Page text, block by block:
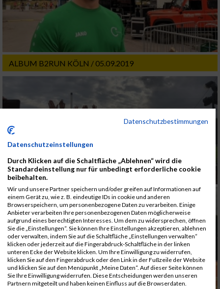
ALBUM B2RUN KÖLN / 05.09.2019
Datenschutzbestimmungen
Datenschutzeinstellungen
Durch Klicken auf die Schaltfläche „Ablehnen“ wird die
Standardeinstellung nur für unbedingt erforderliche cookie
beibehalten.
Wir und unsere Partner speichern und/oder greifen auf Informationen auf
einem Gerät zu, wie z. B. eindeutige IDs in cookie und anderen
Browserspeichern, um personenbezogene Daten zu verarbeiten. Einige
Anbieter verarbeiten Ihre personenbezogenen Daten möglicherweise
aufgrund eines berechtigten Interesses. Um dem zu widersprechen, öffnen
Sie die „Einstellungen“. Sie können Ihre Einstellungen akzeptieren, ablehnen
oder verwalten, indem Sie auf die Schaltfläche „Einstellungen verwalten“
klicken oder jederzeit auf die Fingerabdruck-Schaltfläche in der linken
unteren Ecke der Website klicken. Um Ihre Einwilligung zu widerrufen,
klicken Sie auf den Fingerabdruck oder den Link in der Fußzeile der Website
und klicken Sie auf den Menüpunkt „Meine Daten“. Auf dieser Seite können
Sie Ihre Einwilligung widerrufen. Diese Entscheidungen werden unseren
Partnern mitgeteilt und haben keinen Einfluss auf die Browserdaten.